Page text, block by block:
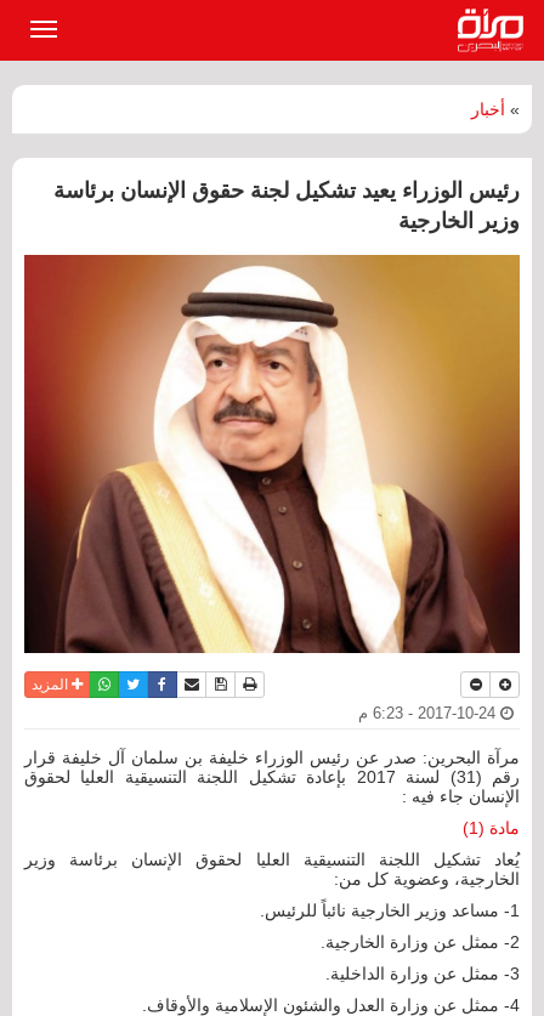
» أخبار
رئيس الوزراء يعيد تشكيل لجنة حقوق الإنسان برئاسة
وزير الخارجية
نسخة للطباعة
حفظ الموضوع
أرسل الى صديق
فيسبوكتويترواتسابالمزيد
مرآة البحرين: صدر عن رئيس الوزراء خليفة بن سلمان آل خليفة قرار
رقم (31) لسنة 2017 بإعادة تشكيل اللجنة التنسيقية العليا لحقوق
الإنسان جاء فيه :
مادة (1)
يُعاد تشكيل اللجنة التنسيقية العليا لحقوق الإنسان برئاسة وزير
الخارجية، وعضوية كل من:
1- مساعد وزير الخارجية نائباً للرئيس.
2- ممثل عن وزارة الخارجية.
3- ممثل عن وزارة الداخلية.
4- ممثل عن وزارة العدل والشئون الإسلامية والأوقاف.